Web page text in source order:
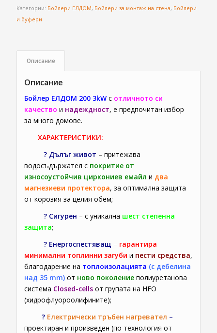
Категории: Бойлери ЕЛДОМ, Бойлери за монтаж на стена, Бойлери
и буфери
Описание
Описание
Бойлер ЕЛДОМ 200 3kW с отличното си
качество и надеждност, е предпочитан избор
за много домове.
ХАРАКТЕРИСТИКИ:
? Дълъг живот – притежава
водосъдържател с покритие от
износоустойчив циркониев емайл и два
магнезиеви протектора, за оптимална защита
от корозия за целия обем;
? Сигурен – с уникална шест степенна
защита;
? Енергоспестяващ – гарантира
минимални топлинни загуби и пести средства,
благодарение на топлоизолацията (с дебелина
над 35 mm)от ново поколение полиуретанова
система Closed-cellsот групата на HFO
(хидрофлуороолифините);
? Електрически тръбен нагревател –
проектиран и произведен (по технология от